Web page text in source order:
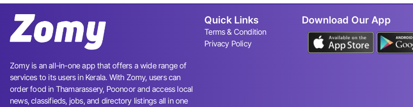
Zomy is an all-in-one app that offers a wide range of
services to its users in Kerala. With Zomy, users can
order food in Thamarassery, Poonoor and access local
news, classifieds, jobs, and directory listings all in one
Quick Links
Terms & Condition
Privacy Policy
Download Our App